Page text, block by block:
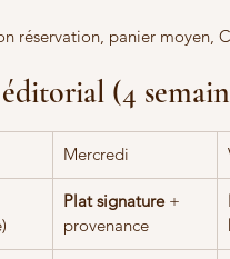
réservation, panier moyen,
(4
Mercredi
Plat signature +
provenance